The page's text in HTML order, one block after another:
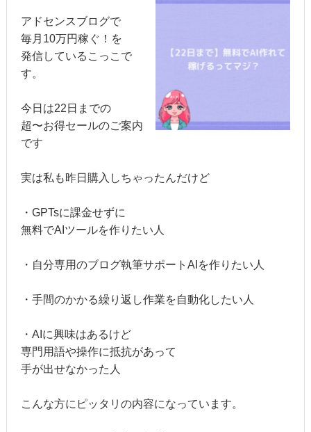
アドセンスブログで
毎月10万円稼ぐ！を
発信しているこっこで
す。
今日は22日までの
超〜お得セールのご案内
です
実は私も昨日購入しちゃったんだけど
・GPTsに課金せずに
無料でAIツールを作りたい人
・自分専用のブログ執筆サポートAIを作りたい人
・手間のかかる繰り返し作業を自動化したい人
・AIに興味はあるけど
専門用語や操作に抵抗があって
手が出せなかった人
こんな方にピッタリの内容になっています。